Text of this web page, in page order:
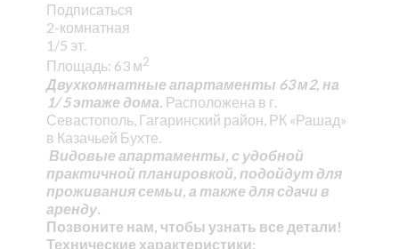
Подписаться
2-комнатная
1/5 эт.
Площадь: 63 м2
Двухкомнатные апартаменты 63 м2, на
1/ 5 этаже дома. Расположена в г.
Севастополь, Гагаринский район, РК «Рашад»
в Казачьей Бухте.
Видовые апартаменты, с удобной
практичной планировкой, подойдут для
проживания семьи, а также для сдачи в
аренду.
Позвоните нам, чтобы узнать все детали!
Технические характеристики: